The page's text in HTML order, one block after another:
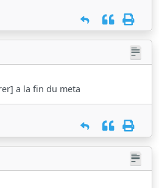
a la fin du meta